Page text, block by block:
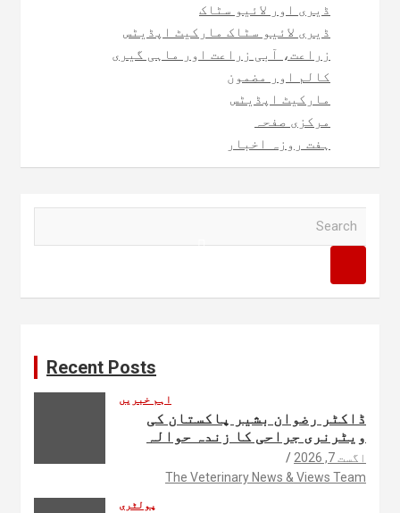
ڈیری اور لائیو سٹاک
ڈیری لائیو سٹاک مارکیٹ اپڈیٹس
زراعت، آبی زراعت اور ماہی گیری
کالم اور مضمون
مارکیٹ اپڈیٹس
مرکزی صفحہ
ہفت روزہ اخبار
a
Recent Posts
اہم خبریں
ڈاکٹر رضوان بشیر پاکستان کی
ویٹرنری جراحی کا زندہ حوالہ
اگست 7, 2026
The Veterinary News & Views Team
پولٹری